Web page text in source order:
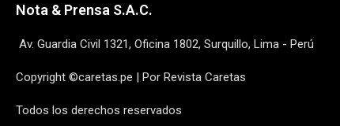
Nota & Prensa S.A.C.
Av. Guardia Civil 1321, Oficina 1802, Surquillo, Lima - Perú
Copyright ©caretas.pe | Por Revista Caretas
Todos los derechos reservados